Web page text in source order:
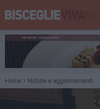
Home Notizie e aggiornamenti